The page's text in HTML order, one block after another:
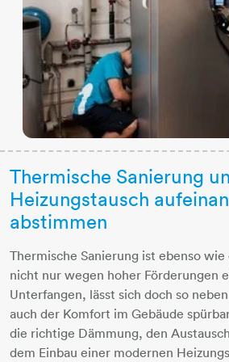
Thermische Sanierung
Heizungstausch
abstimmen
Thermische Sanierung ist ebenso
nicht nur wegen hoher Förderungen
Unterfangen, lässt sich doch so
auch der Komfort im Gebäude
die richtige Dämmung, den
dem Einbau einer modernen